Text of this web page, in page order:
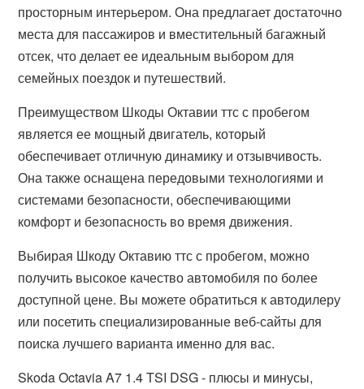
просторным интерьером. Она предлагает достаточно
места для пассажиров и вместительный багажный
отсек, что делает ее идеальным выбором для
семейных поездок и путешествий.
Преимуществом Шкоды Октавии ттс с пробегом
является ее мощный двигатель, который
обеспечивает отличную динамику и отзывчивость.
Она также оснащена передовыми технологиями и
системами безопасности, обеспечивающими
комфорт и безопасность во время движения.
Выбирая Шкоду Октавию ттс с пробегом, можно
получить высокое качество автомобиля по более
доступной цене. Вы можете обратиться к автодилеру
или посетить специализированные веб-сайты для
поиска лучшего варианта именно для вас.
Skoda Octavia A7 1.4 TSI DSG - плюсы и минусы,